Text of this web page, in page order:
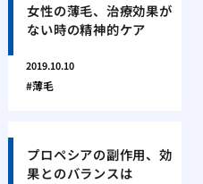
女性の薄毛、治療効果が
ない時の精神的ケア
2019.10.10
薄毛
プロペシアの副作用、効
果とのバランスは